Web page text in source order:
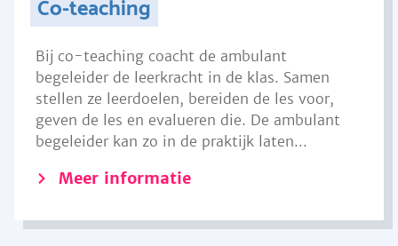
Co-teaching
Bij co-teaching coacht de ambulant
begeleider de leerkracht in de klas. Samen
stellen ze leerdoelen, bereiden de les voor,
geven de les en evalueren die. De ambulant
begeleider kan zo in de praktijk laten...
Meer informatie